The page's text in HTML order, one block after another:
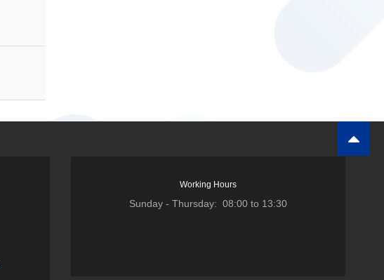
Working Hours
Sunday - Thursday: 08:00 to 13:30